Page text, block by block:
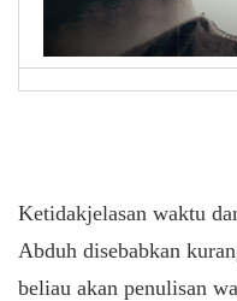
Ketidakjelasan waktu
Abduh disebabkan
beliau akan penulisan